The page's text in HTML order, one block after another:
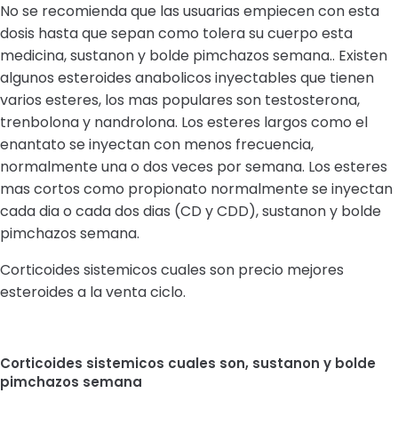
No se recomienda que las usuarias empiecen con esta
dosis hasta que sepan como tolera su cuerpo esta
medicina, sustanon y bolde pimchazos semana.. Existen
algunos esteroides anabolicos inyectables que tienen
varios esteres, los mas populares son testosterona,
trenbolona y nandrolona. Los esteres largos como el
enantato se inyectan con menos frecuencia,
normalmente una o dos veces por semana. Los esteres
mas cortos como propionato normalmente se inyectan
cada dia o cada dos dias (CD y CDD), sustanon y bolde
pimchazos semana.
Corticoides sistemicos cuales son precio mejores
esteroides a la venta ciclo.
Corticoides sistemicos cuales son, sustanon y bolde
pimchazos semana